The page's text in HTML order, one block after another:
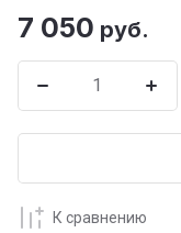
7 050 руб.
К сравнению